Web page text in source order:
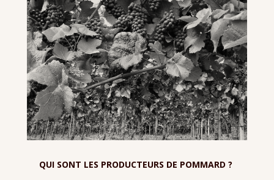
QUI SONT LES PRODUCTEURS DE POMMARD ?